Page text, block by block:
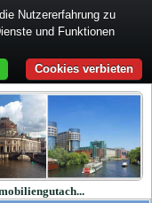
Nutzererfahrung zu
und Funktionen
Cookies verbieten